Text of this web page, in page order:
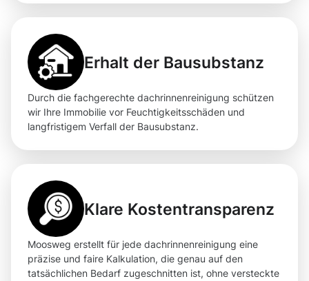
Erhalt der Bausubstanz
Durch die fachgerechte dachrinnenreinigung schützen
wir Ihre Immobilie vor Feuchtigkeitsschäden und
langfristigem Verfall der Bausubstanz.
Klare Kostentransparenz
Moosweg erstellt für jede dachrinnenreinigung eine
präzise und faire Kalkulation, die genau auf den
tatsächlichen Bedarf zugeschnitten ist, ohne versteckte